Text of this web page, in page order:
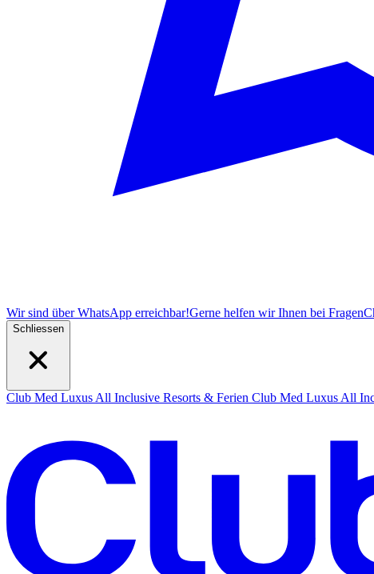
Wir sind über WhatsApp erreichbar!Gerne helfen wir Ihnen bei FragenC
Schliessen
Club Med Luxus All Inclusive Resorts & Ferien Club Med Luxus All